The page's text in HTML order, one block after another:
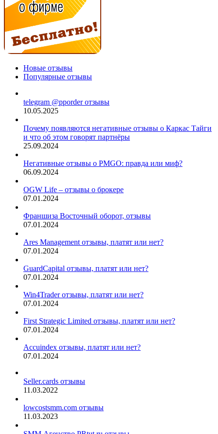
Новые отзывы
Популярные отзывы
telegram @pporder отзывы
10.05.2025
Почему появляются негативные отзывы о Каркас Тайги
и что об этом говорят партнёры
25.09.2024
Негативные отзывы о PMGO: правда или миф?
06.09.2024
OGW Life – отзывы о брокере
07.01.2024
Франшиза Восточный оборот, отзывы
07.01.2024
Ares Management отзывы, платят или нет?
07.01.2024
GuardCapital отзывы, платят или нет?
07.01.2024
Win4Trader отзывы, платят или нет?
07.01.2024
First Strategic Limited отзывы, платят или нет?
07.01.2024
Accuindex отзывы, платят или нет?
07.01.2024
Seller.cards отзывы
11.03.2022
lowcostsmm.com отзывы
11.03.2023